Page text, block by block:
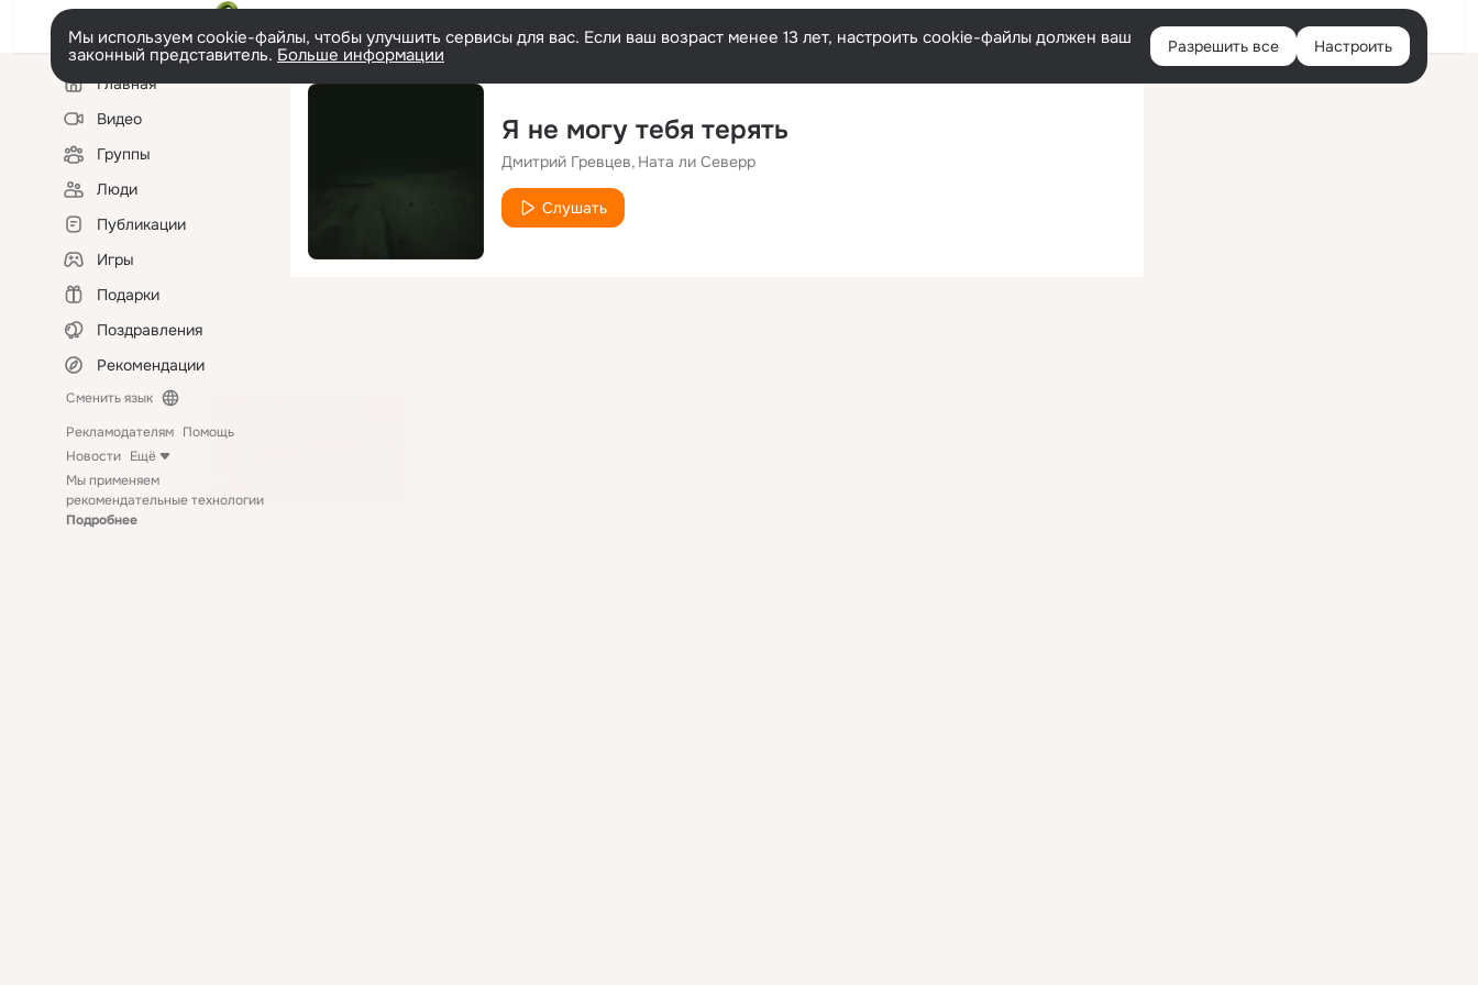
Войти
Мы используем cookie-файлы, чтобы улучшить сервисы для вас. Если ваш возраст менее 13 лет, настроить cookie-файлы должен ваш
законный представитель. Больше информации Разрешить все Настроить
Левая
колонкаГлавная
Видео
Группы
Люди
Публикации
Игры
Подарки
Поздравления
Рекомендации
Сменить язык
Рекламодателям Помощь
Новости Ещё
Мы применяем
рекомендательные технологии
Подробнее
Я не могу тебя терять
Дмитрий Гревцев Ната ли Северр
Слушать